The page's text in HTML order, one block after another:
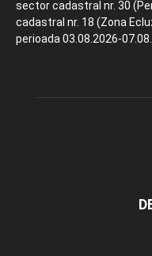
sector cadastral nr. 30
cadastral nr. 18 (Zona
perioada 03.08.2026-